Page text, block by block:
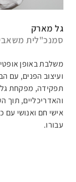
גל מארק
סמנכ"לית משאבי
משלבת באופן
ועיצוב הפנים, עם
תפקידה, מפקחת גל
והאדריכליים, תוך
אישי חם ואנושי עם
עבורו.